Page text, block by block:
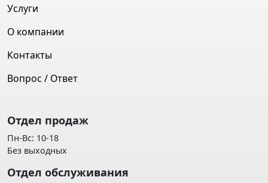
Услуги
О компании
Контакты
Вопрос / Ответ
Отдел продаж
Пн-Вс: 10-18
Без выходных
Отдел обслуживания